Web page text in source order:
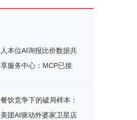
人本位AI询报比价数据共
享服务中心：MCP已接
GEO！
餐饮竞争下的破局样本：
美团AI驱动外婆家卫星店